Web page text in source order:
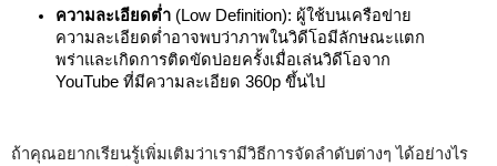
ความละเอียดต่ำ (Low Definition): ผู้ใช้บนเครือข่าย
ความละเอียดต่ำอาจพบว่าภาพในวิดีโอมีลักษณะแตก
พร่าและเกิดการติดขัดบ่อยครั้งเมื่อเล่นวิดีโอจาก
YouTube ที่มีความละเอียด 360p ขึ้นไป
ถ้าคุณอยากเรียนรู้เพิ่มเติมว่าเรามีวิธีการจัดลำดับต่างๆ ได้อย่างไร